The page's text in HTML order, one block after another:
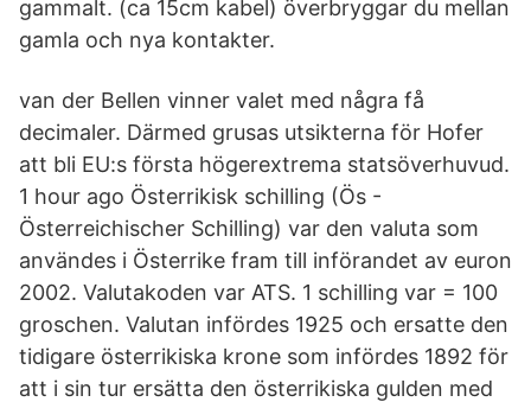
gammalt. (ca 15cm kabel) överbryggar du mellan
gamla och nya kontakter.
van der Bellen vinner valet med några få
decimaler. Därmed grusas utsikterna för Hofer
att bli EU:s första högerextrema statsöverhuvud.
1 hour ago Österrikisk schilling (Ös -
Österreichischer Schilling) var den valuta som
användes i Österrike fram till införandet av euron
2002. Valutakoden var ATS. 1 schilling var = 100
groschen. Valutan infördes 1925 och ersatte den
tidigare österrikiska krone som infördes 1892 för
att i sin tur ersätta den österrikiska gulden med